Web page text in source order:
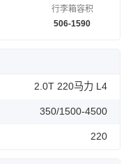
行李箱容积
506-1590
2.0T 220马力 L4
350/1500-4500
220